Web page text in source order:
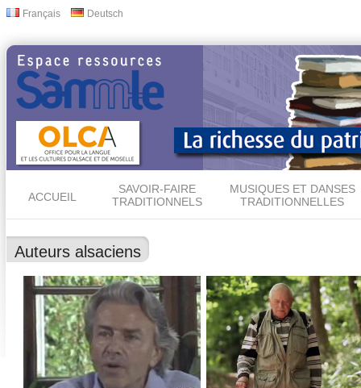
Français Deutsch
ACCUEIL
SAVOIR-FAIRE
TRADITIONNELS
MUSIQUES ET DANSES
TRADITIONNELLES
Auteurs alsaciens